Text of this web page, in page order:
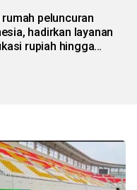
rumah peluncuran
hadirkan layanan
rupiah hingga